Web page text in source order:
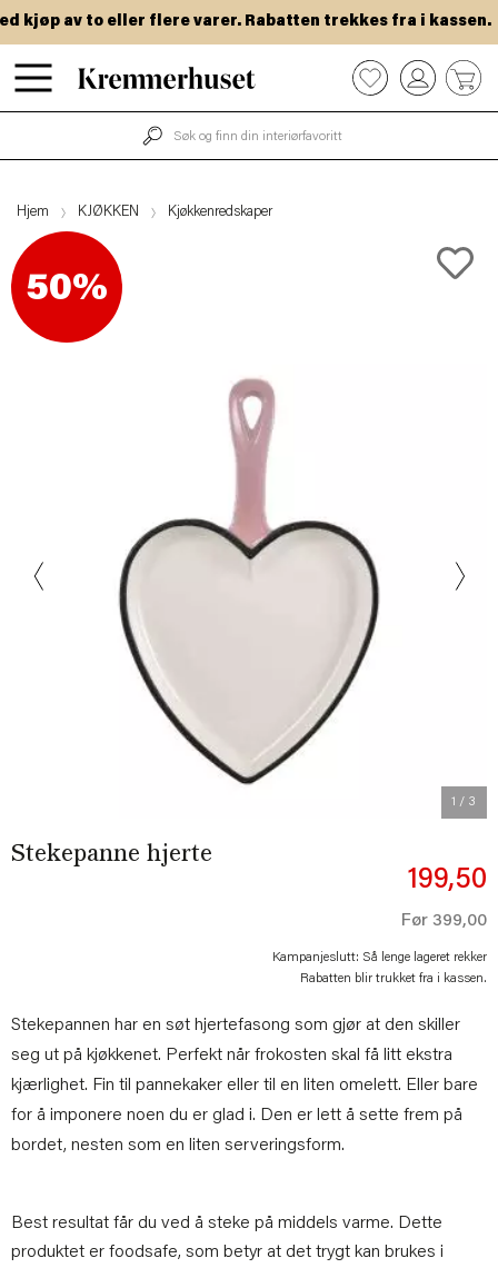
Hopp
til
kjøp av to eller flere varer. Rabatten trekkes fra i kassen.
0
Hjem KJØKKEN Kjøkkenredskaper
50%
1 / 3
Stekepanne hjerte
199,50
Før 399,00
Kampanjeslutt: Så lenge lageret rekker
Rabatten blir trukket fra i kassen.
Stekepannen har en søt hjertefasong som gjør at den skiller
seg ut på kjøkkenet. Perfekt når frokosten skal få litt ekstra
kjærlighet. Fin til pannekaker eller til en liten omelett. Eller bare
for å imponere noen du er glad i. Den er lett å sette frem på
bordet, nesten som en liten serveringsform.
Best resultat får du ved å steke på middels varme. Dette
produktet er foodsafe, som betyr at det trygt kan brukes i